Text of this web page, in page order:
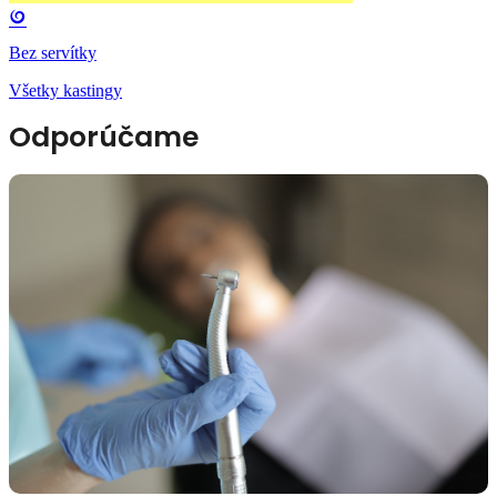
Bez servítky
Všetky kastingy
Odporúčame